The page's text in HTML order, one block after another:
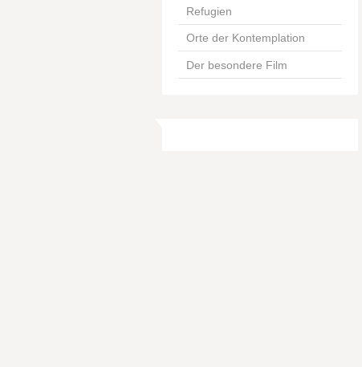
Refugien
Orte der Kontemplation
Der besondere Film